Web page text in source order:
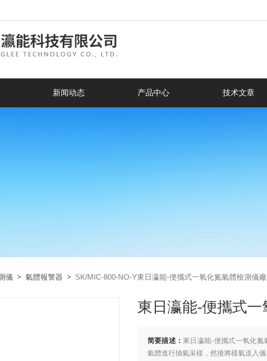
新闻动态 产品中心 技术文章
儀 > 氣體報警器 > SK/MIC-800-NO-Y東日瀛能-便攜式一氧化氮氣體檢測儀
東日瀛能-便攜式
简要描述： 東日瀛能-便攜式一氧化氮
氣體進行抽氣采樣，然後將樣氣送入